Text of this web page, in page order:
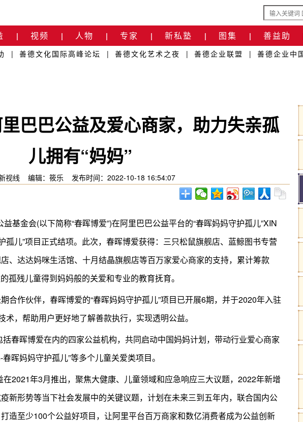
| 视频 | 人物 | 专家 | 新私塾 | 图集 | 善益助
| 善德文化国际高峰论坛 | 善德文化艺术之夜 | 善德企业联盟 | 善德企业中
巴巴公益及爱心商家，助力失亲孤
儿拥有“妈妈”
视线 编辑：筱乐 发布时间：2022-10-18 16:54:07
基金会(以下简称“春晖博爱”)在阿里巴巴公益平台的“春晖妈妈守护孤儿”XIN
孤儿”项目正式结项。此次，春晖博爱获得：三只松鼠旗舰店、蓝鲸图书专营
、达达妈咪生活馆、十月结晶旗舰店等百万家爱心商家的支持，累计筹款
孤残儿童得到妈妈般的关爱和专业的教育抚育。
合作伙伴，春晖博爱的“春晖妈妈守护孤儿”项目已开展6期，并于2020年入驻
术，帮助用户更好地了解善款执行，实现透明公益。
春晖博爱在内的四家公益机构，共同启动中国妈妈计划，带动行业爱心商家
晖妈妈守护孤儿”等多个儿童关爱类项目。
在2021年3月推出，聚焦大健康、儿童领域和应急响应三大议题，2022年新增
新形势等当下社会发展中的关键议题，计划在未来三到五年内，联合国内公
造至少100个公益好项目，让阿里平台百万商家和数亿消费者成为公益创新